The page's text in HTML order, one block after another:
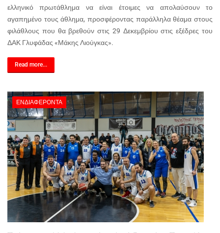
ελληνικό πρωτάθλημα να είναι έτοιμες να απολαύσουν το
αγαπημένο τους άθλημα, προσφέροντας παράλληλα θέαμα στους
φιλάθλους που θα βρεθούν στις 29 Δεκεμβρίου στις εξέδρες του
ΔΑΚ Γλυφάδας «Μάκης Λιούγκας».
Read more...
ΕΝΔΙΑΦΈΡΟΝΤΑ